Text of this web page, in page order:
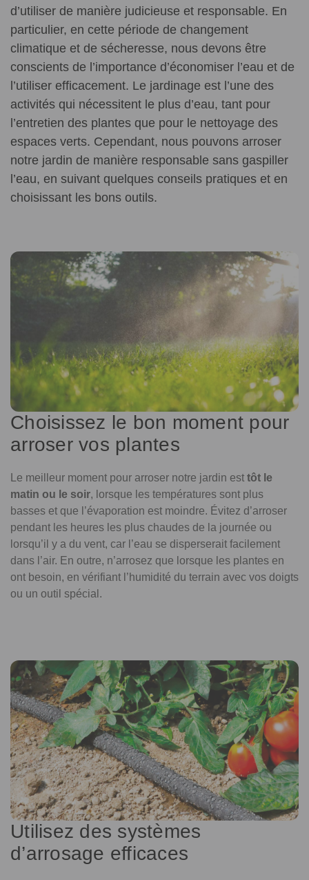
d’utiliser de manière judicieuse et responsable. En
particulier, en cette période de changement
climatique et de sécheresse, nous devons être
conscients de l’importance d’économiser l’eau et de
l’utiliser efficacement. Le jardinage est l’une des
activités qui nécessitent le plus d’eau, tant pour
l’entretien des plantes que pour le nettoyage des
espaces verts. Cependant, nous pouvons arroser
notre jardin de manière responsable sans gaspiller
l’eau, en suivant quelques conseils pratiques et en
choisissant les bons outils.
Choisissez le bon moment pour
arroser vos plantes
Le meilleur moment pour arroser notre jardin est tôt le
matin ou le soir, lorsque les températures sont plus
basses et que l’évaporation est moindre. Évitez d’arroser
pendant les heures les plus chaudes de la journée ou
lorsqu’il y a du vent, car l’eau se disperserait facilement
dans l’air. En outre, n’arrosez que lorsque les plantes en
ont besoin, en vérifiant l’humidité du terrain avec vos doigts
ou un outil spécial.
Utilisez des systèmes
d’arrosage efficaces